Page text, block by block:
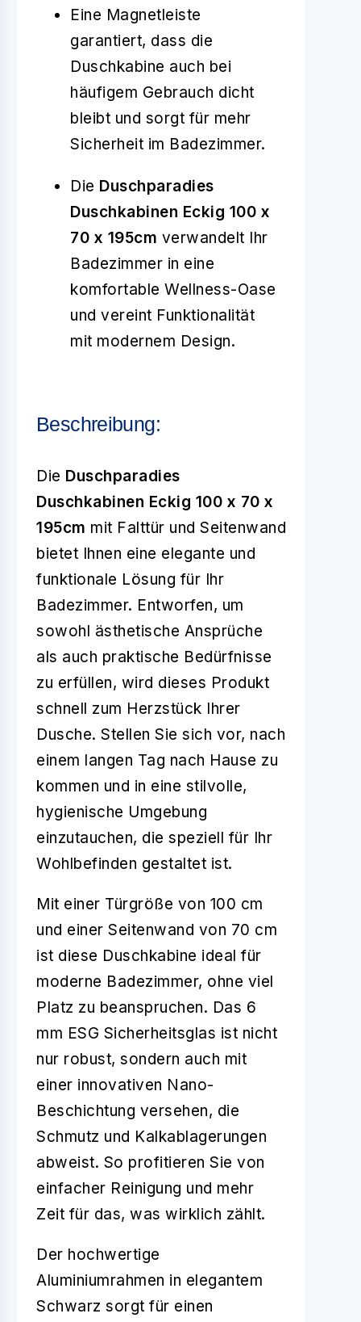
Eine Magnetleiste
garantiert, dass die
Duschkabine auch bei
häufigem Gebrauch dicht
bleibt und sorgt für mehr
Sicherheit im Badezimmer.
Die Duschparadies
Duschkabinen Eckig 100 x
70 x 195cm verwandelt Ihr
Badezimmer in eine
komfortable Wellness-Oase
und vereint Funktionalität
mit modernem Design.
Beschreibung:
Die Duschparadies
Duschkabinen Eckig 100 x 70 x
195cm mit Falttür und Seitenwand
bietet Ihnen eine elegante und
funktionale Lösung für Ihr
Badezimmer. Entworfen, um
sowohl ästhetische Ansprüche
als auch praktische Bedürfnisse
zu erfüllen, wird dieses Produkt
schnell zum Herzstück Ihrer
Dusche. Stellen Sie sich vor, nach
einem langen Tag nach Hause zu
kommen und in eine stilvolle,
hygienische Umgebung
einzutauchen, die speziell für Ihr
Wohlbefinden gestaltet ist.
Mit einer Türgröße von 100 cm
und einer Seitenwand von 70 cm
ist diese Duschkabine ideal für
moderne Badezimmer, ohne viel
Platz zu beanspruchen. Das 6
mm ESG Sicherheitsglas ist nicht
nur robust, sondern auch mit
einer innovativen Nano-
Beschichtung versehen, die
Schmutz und Kalkablagerungen
abweist. So profitieren Sie von
einfacher Reinigung und mehr
Zeit für das, was wirklich zählt.
Der hochwertige
Aluminiumrahmen in elegantem
Schwarz sorgt für einen